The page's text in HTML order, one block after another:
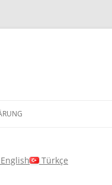
English Türkçe